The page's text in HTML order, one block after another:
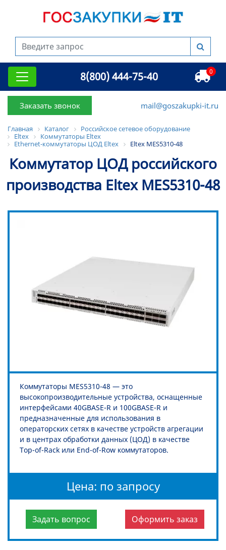
8(800) 444-75-40 0
Заказать звонок mail@goszakupki-it.ru
Главная Каталог
Российское сетевое оборудование
Eltex
Коммутаторы Eltex
Ethernet-коммутаторы ЦОД Eltex
Eltex MES5310-48
Коммутатор ЦОД российского
производства Eltex MES5310-48
Коммутаторы MES5310-48 — это
высокопроизводительные устройства, оснащенные
интерфейсами 40GBASE-R и 100GBASE-R и
предназначенные для использования в
операторских сетях в качестве устройств агрегации
и в центрах обработки данных (ЦОД) в качестве
Top-of-Rack или End-of-Row коммутаторов.
Цена: по запросу
Задать вопрос Оформить заказ